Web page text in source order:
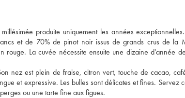
produite uniquement les années
et de 70% de pinot noir issus de grands crus de la
rouge. La cuvée nécessite ensuite une dizaine d'année
nez est plein de fraise, citron vert, touche de cacao,
et expressive. Les bulles sont délicates et fines.
ou une tarte fine aux figues.